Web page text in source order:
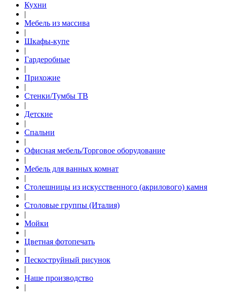
Кухни
|
Мебель из массива
|
Шкафы-купе
|
Гардеробные
|
Прихожие
|
Стенки/Тумбы ТВ
|
Детские
|
Спальни
|
Офисная мебель/Торговое оборудование
|
Мебель для ванных комнат
|
Столешницы из искусственного (акрилового) камня
|
Столовые группы (Италия)
|
Мойки
|
Цветная фотопечать
|
Пескоструйный рисунок
|
Наше производство
|